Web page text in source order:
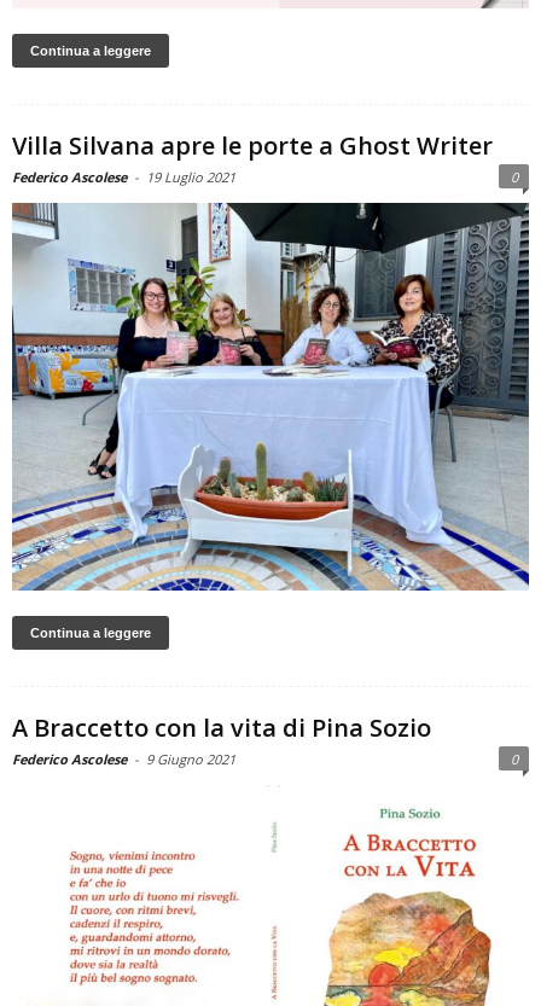
Continua a leggere
Villa Silvana apre le porte a Ghost Writer
Federico Ascolese - 19 Luglio 2021 0
Continua a leggere
A Braccetto con la vita di Pina Sozio
Federico Ascolese - 9 Giugno 2021 0